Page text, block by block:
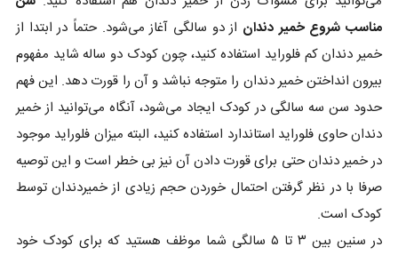
مناسب شروع خمیر دندان از دو سالگی آغاز می‌شود. حتماً در ابتدا از
خمیر دندان کم فلوراید استفاده کنید، چون کودک دو ساله شاید مفهوم
بیرون انداختن خمیر دندان را متوجه نباشد و آن را قورت دهد. این فهم
حدود سن سه سالگی در کودک ایجاد می‌شود، آنگاه می‌توانید از خمیر
دندان حاوی فلوراید استاندارد استفاده کنید، البته میزان فلوراید موجود
در خمیر دندان حتی برای قورت دادن آن نیز بی خطر است و این توصیه
صرفا با در نظر گرفتن احتمال خوردن حجم زیادی از خمیردندان توسط
کودک است.
در سنین بین ۳ تا ۵ سالگی شما موظف هستید که برای کودک خود